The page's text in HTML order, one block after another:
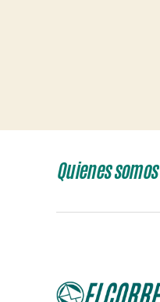
Quienes somos